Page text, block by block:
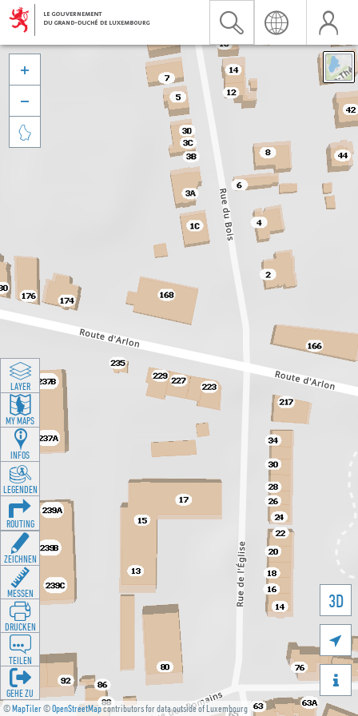
©MapTiler©OpenStreetMapcontributors for data outside of Luxembourg
3D





LAYER
MY MAPS
INFOS
LEGENDEN
ROUTING
ZEICHNEN
MESSEN
DRUCKEN
TEILEN
GEHE ZU